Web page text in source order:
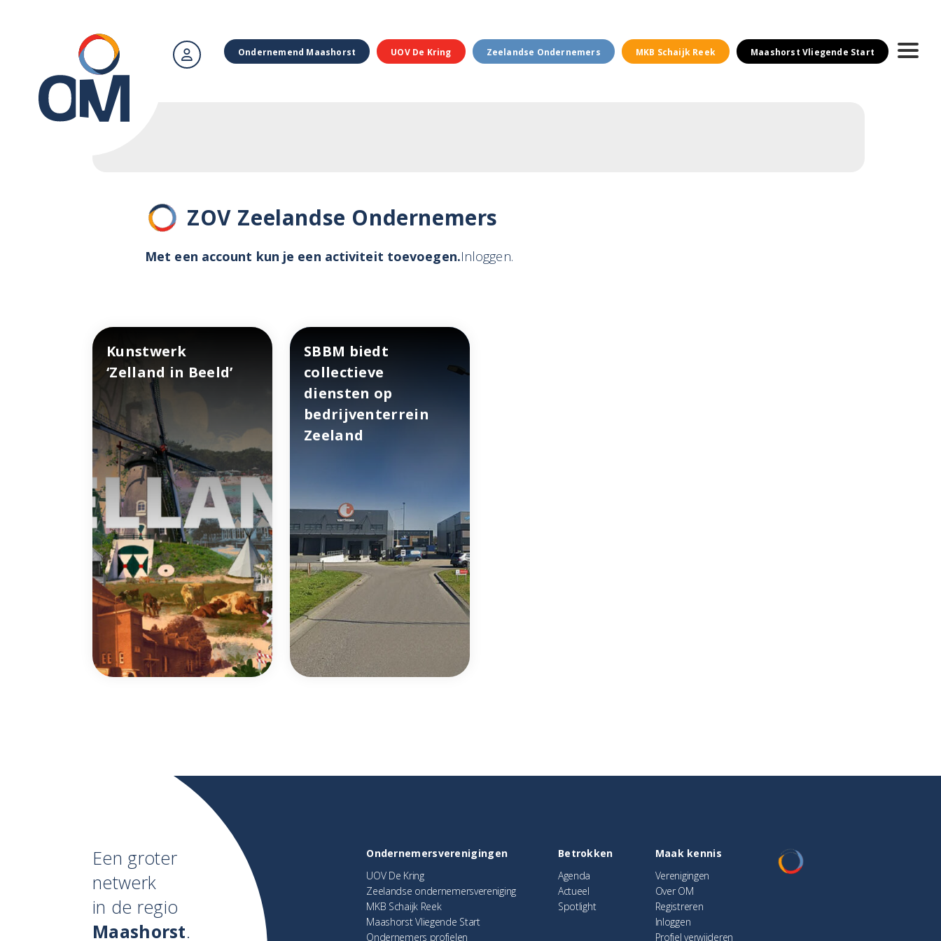
Ondernemend Maashorst UOV De Kring Zeelandse Ondernemers MKB Schaijk Reek Maashorst Vliegende Start
ZOV Zeelandse Ondernemers
Met een account kun je een activiteit toevoegen.Inloggen.
Kunstwerk
‘Zelland in Beeld’
SBBM biedt
collectieve
diensten op
bedrijventerrein
Zeeland
Een groter
netwerk
in de regio
Maashorst.
Maak kennis
Verenigingen
Over OM
Registreren
Inloggen
Profiel verwijderen
Betrokken
Agenda
Actueel
Spotlight
Ondernemersverenigingen
UOV De Kring
Zeelandse ondernemersvereniging
MKB Schaijk Reek
Maashorst Vliegende Start
Ondernemers profielen